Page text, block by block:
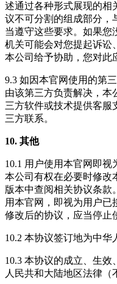
述通过各种形式展现的相
议不可分割的组成部分，
当遵守这些要求。如果您
机关可能会对您提起诉讼
本公司给予协助，您对此
9.3 如因本官网使用的第
由该第三方负责解决，本
三方软件或技术提供客服
三方联系。
10. 其他
10.1 用户使用本官网即视
本公司有权在必要时修改
版本中查阅相关协议条款
用本官网，即视为用户已
修改后的协议，应当停止
10.2 本协议签订地为中华
10.3 本协议的成立、生
人民共和大陆地区法律（